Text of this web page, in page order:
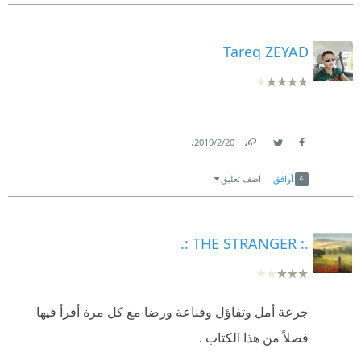
Tareq ZEYAD
20‏/2‏/2019
.
أوافق اضف تعليق
.: THE STRANGER :.
جرعة أمل وتفاؤل وقناعة ورضا مع كل مرة أقرأ فيها
فصلاً من هذا الكتاب .